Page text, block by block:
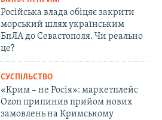
Російська влада обіцяє закрити
морський шлях українським
БпЛА до Севастополя. Чи реально
це?
СУСПІЛЬСТВО
«Крим – не Росія»: маркетплейс
Ozon припинив прийом нових
замовлень на Кримському